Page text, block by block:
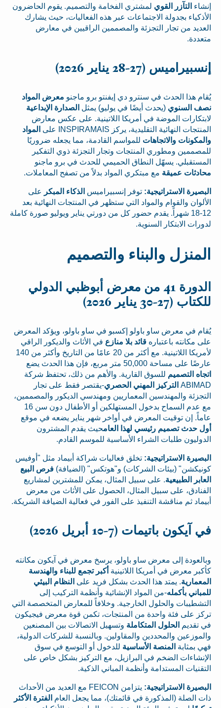
إنشاء التآزر القوي لمشتري الفخامة والتصميم. يقوم الحاضرون
الأذكياء بجدولة الاجتماعات عبر هذه الفعاليات، حيث يشارك
العديد من تجار التجزئة والمصممين الراقيين في معارض
متعددة.
إنسبيراميس (27-28 يناير 2026)
يُقام هذا الحدث في سنترو دي إيفنتو برو ماجنو معرض المواد
نصف السنوي (يحدث أيضًا في يوليو) يمثل الصدارة الإبداعية
لابتكارات الموضة في أمريكا اللاتينية. على عكس معارض
المنتجات النهائية التقليدية، يركز INSPIRAMAIS على
المواد
والمكونات والاتجاهات للمواسم القادمة، مما يجعله ضروريًا
للمصممين ومطوري المنتجات وتجار التجزئة ذوي التفكير
المستقبلي. يسهّل النطاق الحميمي للحدث في برو ماجنو
محادثات عميقة مع مبتكري المواد بدلاً من تصفح المعاملات.
البصيرة الاستراتيجية: توفر إنسبيراميس الذكاء المبكر
على
الألوان والقوام والمواد التي ستظهر في المنتجات النهائية بعد
12-18 شهراً. يقدم حضور كل من دورتي يناير ويوليو صورة كاملة
لدورات الابتكار السنوية.
المنزل والبناء والتصميم
الدورة 41 من معرض أبوظبي الدولي
للكتاب (27-30 يناير 2026)
يُقام في معرض ساو باولو إكسبو في ساو باولو، ويؤكد المعرض
على مكانته باعتباره قائد بلا منازع في الأثاث والديكور الراقي
لأمريكا اللاتينية. مع أكثر من 20 عامًا من التاريخ وأكثر من 140
عارضًا على مساحة 50,000 متر مربع، فإن هذا الحدث يضع
اتجاه التصميم للسوق القارية. والأهم من ذلك، تحتفظ شركة
ABIMAD التركيز المهني الحصري-يقتصر فقط على تجار
التجزئة والمهندسين المعماريين ومهندسي الديكور والمصممين،
مع عدم السماح بدخول المستهلكين أو الأطفال دون سن 16
عاماً. إن توقيت المعرض في أواخر شهر يناير يضعه في موقع
أول حدث تصميم رئيسي لهذا العامحيث يقدم المشترون
الدوليون طلبات الشراء الأساسية للموسم القادم.
البصيرة الاستراتيجية: تخلق فعاليات شراكة أبيماد مثل "أوفيس
كونيكشن" (بيئات الشركات) و"هوتكس" (الضيافة) فرص البيع
العابر الطبيعية. على سبيل المثال، يمكن للمشترين لمشاريع
الفنادق، على سبيل المثال، الحصول على الأثاث من معرض
أبيماد ثم مناقشة التنفيذ على الفور في فعالية الضيافة الشريكة.
في آيكون باتيمات (7-10 أبريل 2026)
وبالعودة إلى معرض ساو باولو، يرسخ معرض في آيكون مكانته
كأكبر معرض في أمريكا اللاتينية أكبر تجمع للبناء والهندسة
المعمارية. يمتد هذا الحدث بشكل فريد على النظام البيئي
للمباني بأكمله-من المواد الإنشائية وأنظمة التركيب إلى
التشطيبات والحلول الخارجية. وخلافاً للمعارض المتخصصة التي
تركز على فئة واحدة من المنتجات، تكمن قوة معرض فيجيكون
في تقديم
الحلول المتكاملة وتسهيل الاتصالات بين المصنعين
والموزعين والمحددين والمقاولين. وبالنسبة للشركات الدولية،
فهي بمثابة المنصة الأساسية للدخول أو التوسع في سوق
الإنشاءات الضخم في البرازيل، مع التركيز بشكل خاص على
التقنيات المستدامة وأنظمة المباني الذكية.
البصيرة الاستراتيجية:
يتزامن FEICON مع العديد من الأحداث
ذات الصلة (المذكورة في قائمتك)، مما يجعل العام الفترة الأكثر